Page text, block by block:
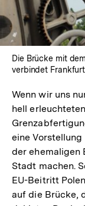
Die Brücke mit
verbindet
Wenn wir uns
hell
eine
der ehemaligen
Stadt machen.
EU-Beitritt
auf die Brücke,